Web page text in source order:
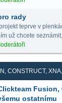
rady
teprve v
už chcete
CONSTRUCT,
Fusion,
ostatnímu